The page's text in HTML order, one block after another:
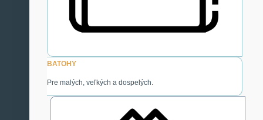
BATOHY
Pre malých, veľkých a dospelých.